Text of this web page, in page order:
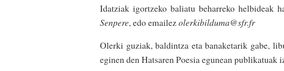
Idatziak igortzeko baliatu beharreko helbideak
Senpere, edo emailezolerkibilduma@sfr.fr
Olerki guziak, baldintza eta banaketarik gabe,
eginen den Hatsaren Poesia egunean publikatuak